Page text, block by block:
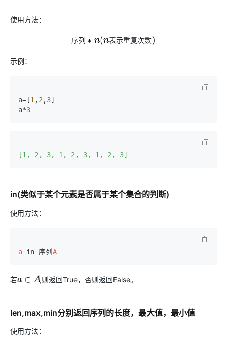
使用方法：
序列 表示重复次数
序列∗n(n表示重复次数)
示例：
a=[1 ,2,3]
a*3
[1, 2, 3, 1, 2, 3, 1, 2, 3]
in(类似于某个元素是否属于某个集合的判断)
使用方法：
a in 序列 A
若a∈A ,则返回True，否则返回False。
len,max,min分别返回序列的长度，最大值，最小值
使用方法：